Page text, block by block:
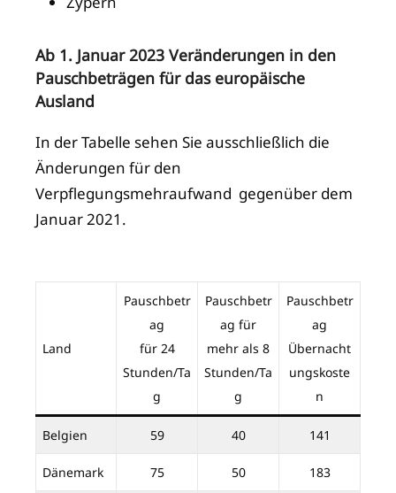
Ab 1. Januar 2023 Veränderungen in den
Pauschbeträgen für das europäische
Ausland
In der Tabelle sehen Sie ausschließlich die
Änderungen für den
Verpflegungsmehraufwand gegenüber dem
Januar 2021.
Land
Pauschbetr
ag
für 24
Stunden/Ta
g
Pauschbetr
ag für
mehr als 8
Stunden/Ta
g
Pauschbetr
ag
Übernacht
ungskoste
n
Belgien 59 40 141
Dänemark 75 50 183